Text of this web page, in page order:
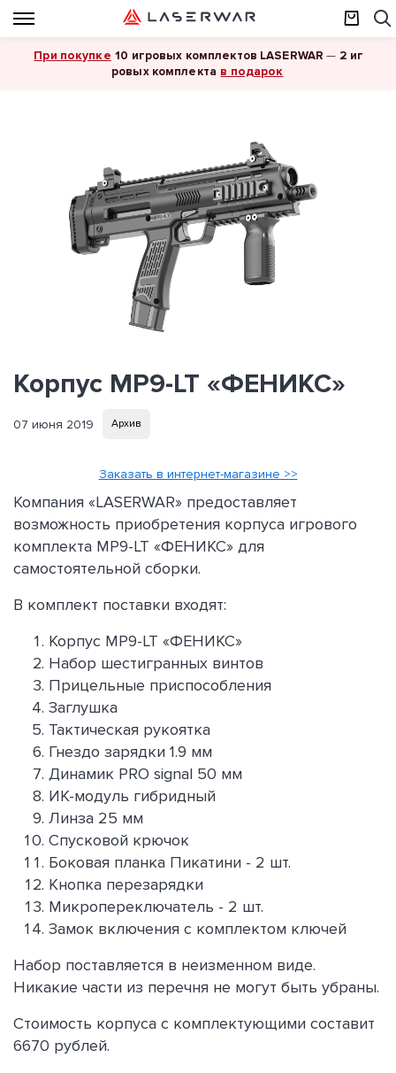
При покупке 10 игровых комплектов LASERWAR — 2 иг
ровых комплекта в подарок
Корпус MP9-LT «ФЕНИКС»
07 июня 2019 Архив
Заказать в интернет-магазине >>
Компания «LASERWAR» предоставляет
возможность приобретения корпуса игрового
комплекта MP9-LT «ФЕНИКС» для
самостоятельной сборки.
В комплект поставки входят:
Корпус МP9-LT «ФЕНИКС»
Набор шестигранных винтов
Прицельные приспособления
Заглушка
Тактическая рукоятка
Гнездо зарядки 1.9 мм
Динамик PRO signal 50 мм
ИК-модуль гибридный
Линза 25 мм
Спусковой крючок
Боковая планка Пикатини - 2 шт.
Кнопка перезарядки
Микропереключатель - 2 шт.
Замок включения с комплектом ключей
Набор поставляется в неизменном виде.
Никакие части из перечня не могут быть убраны.
Стоимость корпуса с комплектующими составит
6670 рублей.